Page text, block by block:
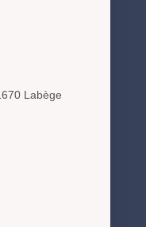
Labège